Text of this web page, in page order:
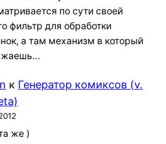
по сути своей
фильтр для обработки
а там механизм в который
к Генератор комиксов (v.
же )